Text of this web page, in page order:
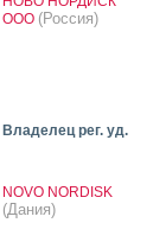
ООО (Россия)
Владелец рег. уд.
NOVO NORDISK
(Дания)